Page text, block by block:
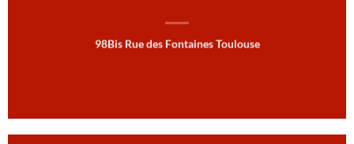
98Bis Rue des Fontaines Toulouse